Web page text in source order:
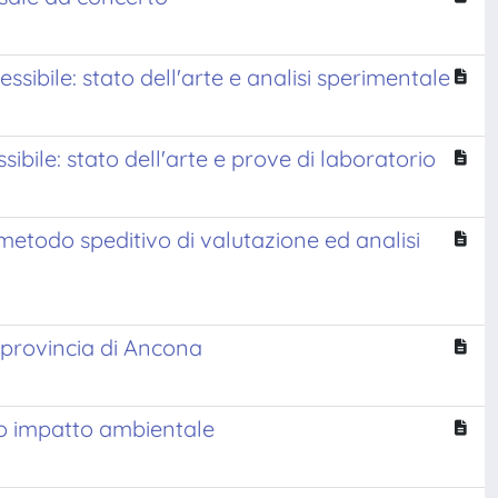
stato dell'arte e analisi sperimentale
stato dell'arte e prove di laboratorio
speditivo di valutazione ed analisi
di Ancona
impatto ambientale